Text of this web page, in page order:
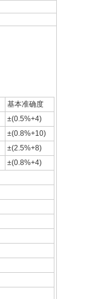
基本准确度
±(0.5%+4)
±(0.8%+10)
±(2.5%+8)
±(0.8%+4)